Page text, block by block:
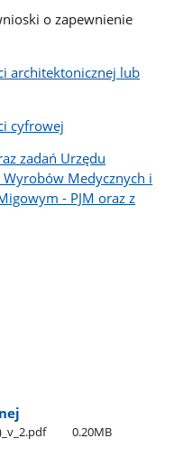
o zapewnienie
architektonicznej lub
cyfrowej
zadań Urzędu
Medycznych i
- PJM oraz z
0.20MB